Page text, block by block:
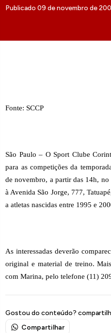
Publicado 09 de novembro de
Fonte: SCCP
São Paulo – O Sport Clube
para as competições da
de novembro, a partir das 14h,
à Avenida São Jorge, 777,
a atletas nascidas entre 1995 e
As interessadas deverão
original e material de treino.
com Marina, pelo telefone (11)
Gostou do conteúdo?
Compartilhar